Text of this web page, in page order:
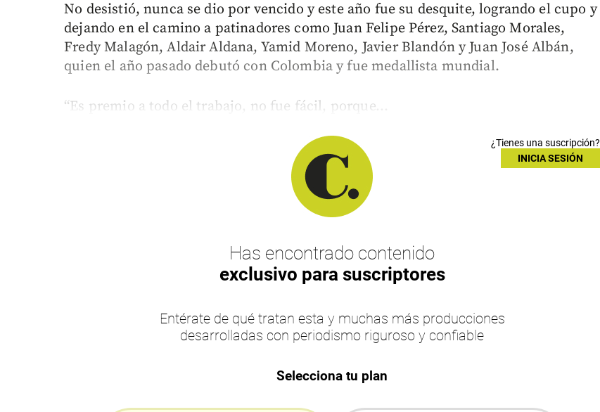
No desistió, nunca se dio por vencido y este año fue su desquite, logrando el cupo y
dejando en el camino a patinadores como Juan Felipe Pérez, Santiago Morales,
Fredy Malagón, Aldair Aldana, Yamid Moreno, Javier Blandón y Juan José Albán,
quien el año pasado debutó con Colombia y fue medallista mundial.
“Es premio a todo el trabajo, no fue fácil, porque...
¿Tienes una suscripción?
INICIA SESIÓN
Has encontrado contenido
exclusivo para suscriptores
Entérate de qué tratan esta y muchas más producciones
desarrolladas con periodismo riguroso y confiable
Selecciona tu plan